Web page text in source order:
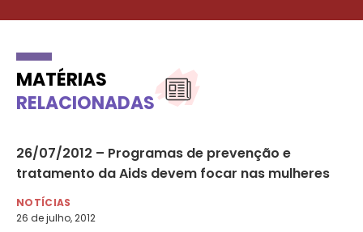
MATÉRIAS
RELACIONADAS
26/07/2012 – Programas de prevenção e
tratamento da Aids devem focar nas mulheres
NOTÍCIAS
26 de julho, 2012